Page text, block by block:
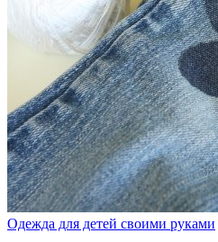
Одежда для детей своими руками